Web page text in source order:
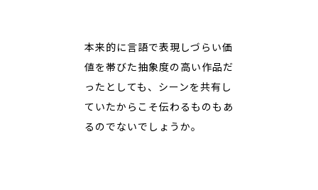
本来的に言語で表現しづらい価
値を帯びた抽象度の高い作品だ
ったとしても、シーンを共有し
ていたからこそ伝わるものもあ
るのでないでしょうか。